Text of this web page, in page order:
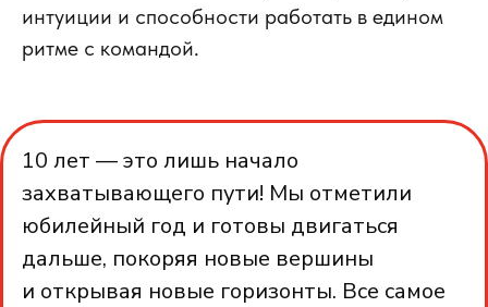
интуиции и способности работать в едином
ритме с командой.
10 лет — это лишь начало
захватывающего пути! Мы отметили
юбилейный год и готовы двигаться
дальше, покоряя новые вершины
и открывая новые горизонты. Все самое